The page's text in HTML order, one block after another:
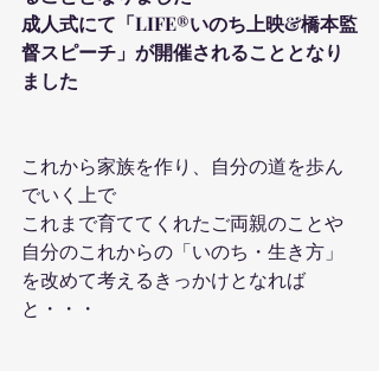
成人式にて「LIFE®︎いのち上映&橋本監
督スピーチ」が開催されることとなり
ました
これから家族を作り、自分の道を歩ん
でいく上で
これまで育ててくれたご両親のことや
自分のこれからの「いのち・生き方」
を改めて考えるきっかけとなれば
と・・・